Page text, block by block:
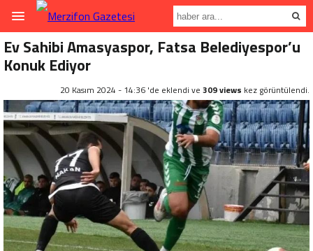
Ev Sahibi Amasyaspor, Fatsa Belediyespor’u
Konuk Ediyor
20 Kasım 2024 - 14:36 'de eklendi ve 309 views kez görüntülendi.